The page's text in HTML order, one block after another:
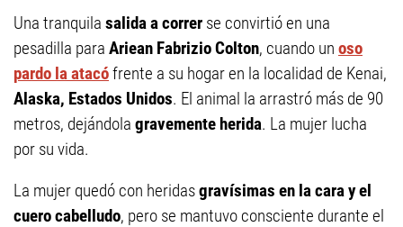
Una tranquila salida a correr se convirtió en una
pesadilla para Ariean Fabrizio Colton, cuando un oso
pardo la atacófrente a su hogar en la localidad de Kenai,
Alaska, Estados Unidos. El animal la arrastró más de 90
metros, dejándola gravemente herida. La mujer lucha
por su vida.
La mujer quedó con heridasgravísimas en la cara y el
cuero cabelludo, pero se mantuvo consciente durante el